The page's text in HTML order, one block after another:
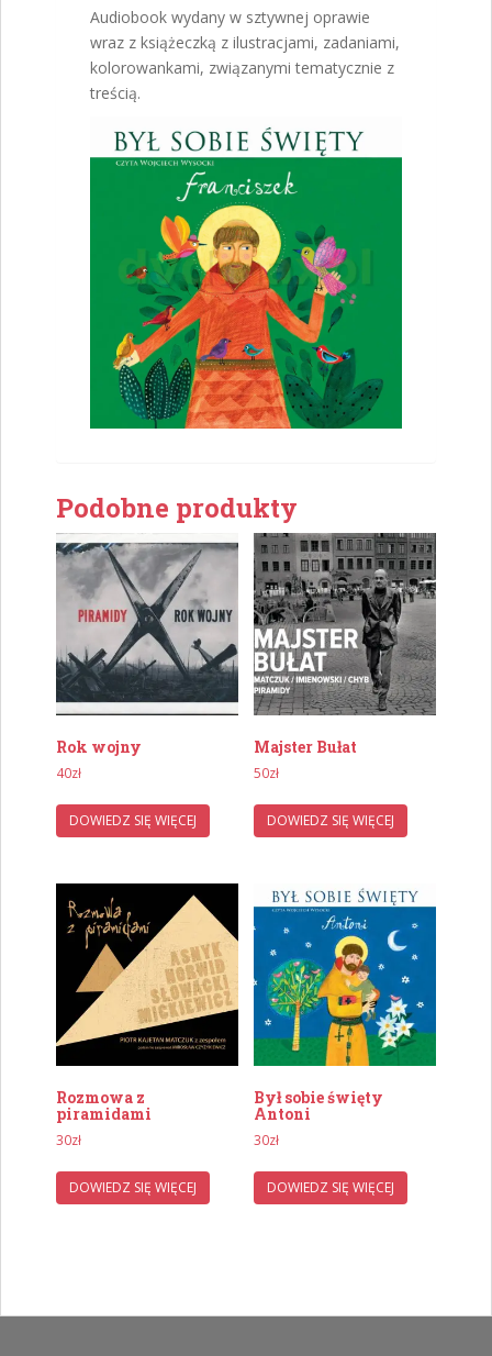
Audiobook wydany w sztywnej oprawie
wraz z książeczką z ilustracjami, zadaniami,
kolorowankami, związanymi tematycznie z
treścią.
Podobne produkty
Rok wojny
40zł
DOWIEDZ SIĘ WIĘCEJ
Majster Bułat
50zł
DOWIEDZ SIĘ WIĘCEJ
Rozmowa z
piramidami
30zł
DOWIEDZ SIĘ WIĘCEJ
Był sobie święty
Antoni
30zł
DOWIEDZ SIĘ WIĘCEJ